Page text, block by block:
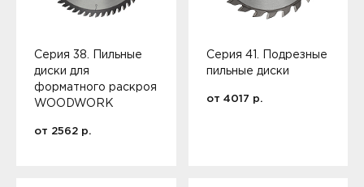
Серия 38. Пильные
диски для
форматного раскроя
WOODWORK
от 2562 р.
Серия 41. Подрезные
пильные диски
от 4017 р.